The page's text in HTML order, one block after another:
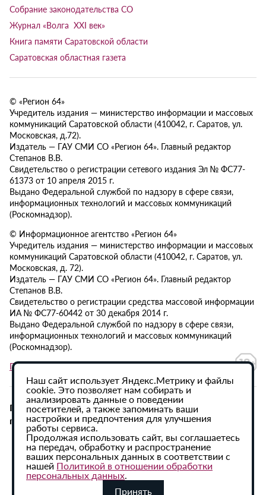
Собрание законодательства СО
Журнал «Волга XXI век»
Книга памяти Саратовской области
Саратовская областная газета
© «Регион 64»
Учредитель издания — министерство информации и массовых
коммуникаций Саратовской области (410042, г. Саратов, ул.
Московская, д.72).
Издатель — ГАУ СМИ СО «Регион 64». Главный редактор
Степанов В.В.
Свидетельство о регистрации сетевого издания Эл № ФС77-
61373 от 10 апреля 2015 г.
Выдано Федеральной службой по надзору в сфере связи,
информационных технологий и массовых коммуникаций
(Роскомнадзор).
© Информационное агентство «Регион 64»
Учредитель издания — министерство информации и массовых
коммуникаций Саратовской области (410042, г. Саратов, ул.
Московская, д. 72).
Издатель — ГАУ СМИ СО «Регион 64». Главный редактор
Степанов В.В.
Свидетельство о регистрации средства массовой информации
ИА № ФС77-60442 от 30 декабря 2014 г.
Выдано Федеральной службой по надзору в сфере связи,
информационных технологий и массовых коммуникаций
(Роскомнадзор).
Политика в отношении обработки персональных данных
При использовании материалов сайта активная
гиперссылка на ИА «Регион 64» обязательна.
Наш сайт использует Яндекс.Метрику и файлы
cookie. Это позволяет нам собирать и
анализировать данные о поведении
посетителей, а также запоминать ваши
настройки и предпочтения для улучшения
работы сервиса.
Продолжая использовать сайт, вы соглашаетесь
на передач, обработку и распространение
ваших персональных данных в соответствии с
нашей Политикой в отношении обработки
персональных данных.
Принять